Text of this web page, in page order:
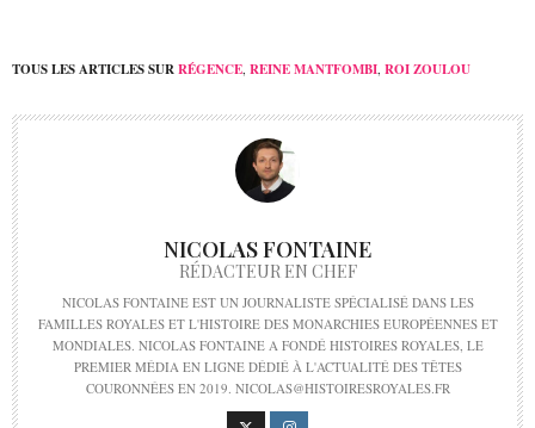
TOUS LES ARTICLES SURRÉGENCE REINE MANTFOMBI ROI ZOULOU
NICOLAS FONTAINE
RÉDACTEUR EN CHEF
NICOLAS FONTAINE EST UN JOURNALISTE SPÉCIALISÉ DANS LES
FAMILLES ROYALES ET L'HISTOIRE DES MONARCHIES EUROPÉENNES ET
MONDIALES. NICOLAS FONTAINE A FONDÉ HISTOIRES ROYALES, LE
PREMIER MÉDIA EN LIGNE DÉDIÉ À L'ACTUALITÉ DES TÊTES
COURONNÉES EN 2019. NICOLAS@HISTOIRESROYALES.FR